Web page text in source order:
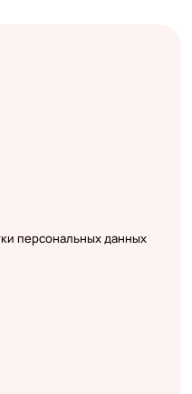
персональных данных